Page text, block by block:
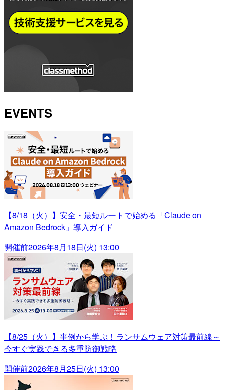
EVENTS
【8/18（火）】安全・最短ルートで始める「Claude on
Amazon Bedrock」導入ガイド
開催前2026年8月18日(火) 13:00
【8/25（火）】事例から学ぶ！ランサムウェア対策最前線～
今すぐ実践できる多重防御戦略
開催前2026年8月25日(火) 13:00